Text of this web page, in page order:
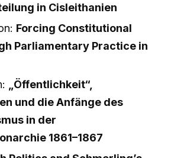
in Cisleithanien
Forcing Constitutional
Parliamentary Practice in
„Öffentlichkeit“,
und die Anfänge des
in der
1861–1867